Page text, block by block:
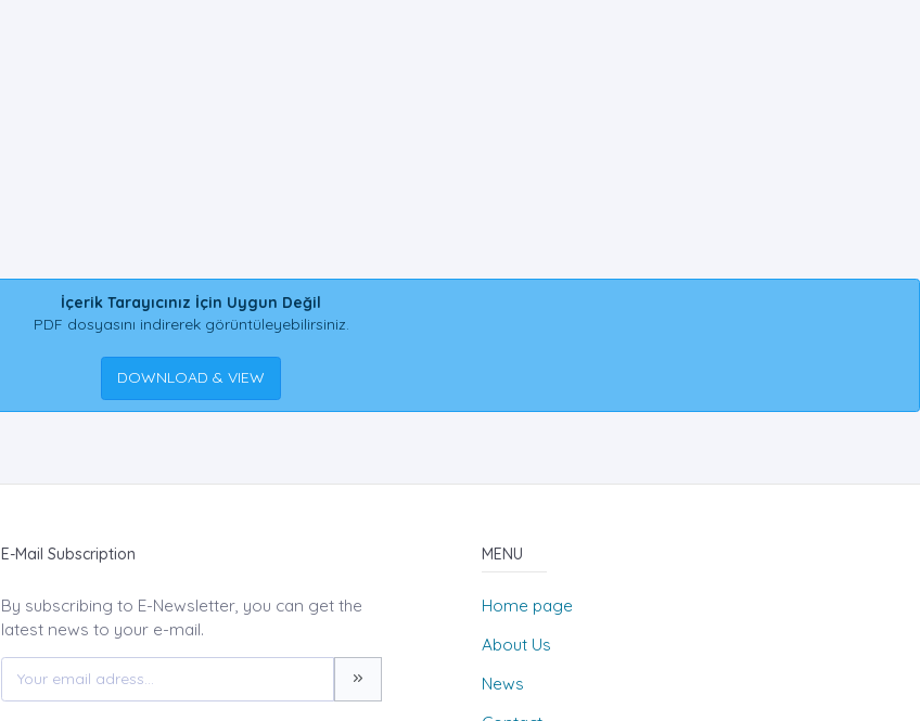
İçerik Tarayıcınız İçin Uygun Değil
PDF dosyasını indirerek görüntüleyebilirsiniz.
DOWNLOAD & VIEW
E-Mail Subscription
By subscribing to E-Newsletter, you can get the
latest news to your e-mail.
MENU
Home page
About Us
News